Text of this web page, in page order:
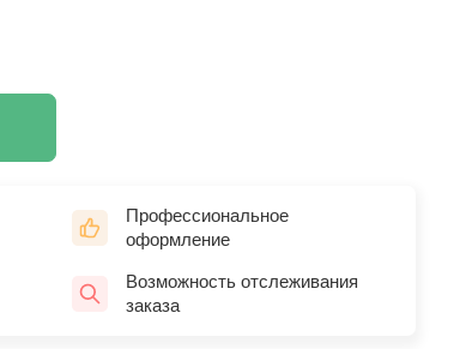
Профессиональное
оформление
Возможность отслеживания
заказа